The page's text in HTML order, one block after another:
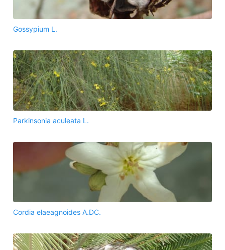
Gossypium L.
Parkinsonia aculeata L.
Cordia elaeagnoides A.DC.